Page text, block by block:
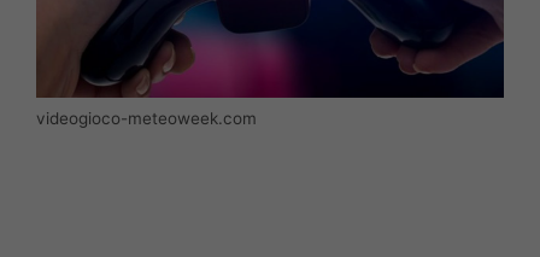
videogioco-meteoweek.com